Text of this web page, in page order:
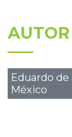
AUTOR
Eduardo de
México